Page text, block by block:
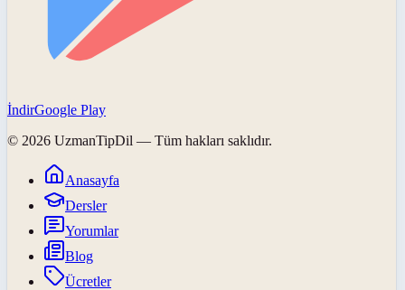
İndirGoogle Play
© 2026 UzmanTipDil — Tüm hakları saklıdır.
Anasayfa
Dersler
Yorumlar
Blog
Ücretler